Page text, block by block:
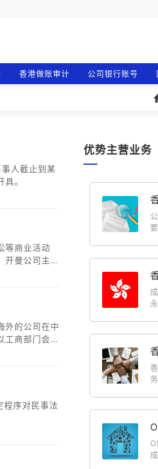
香港做账审计 公司银行账号
人截止到某
。
等商业活动
开曼公司主体
外的公司在中
工商部门会要
优势主营业务
成
成